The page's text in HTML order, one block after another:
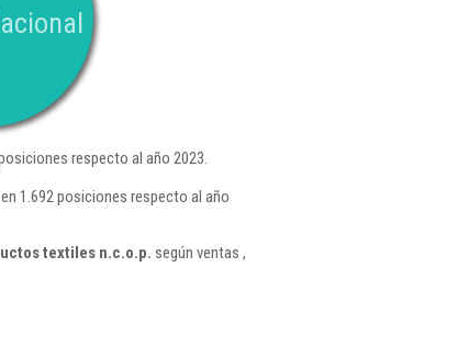
respecto al año 2023.
1.692 posiciones respecto al año
textiles n.c.o.p. según ventas ,